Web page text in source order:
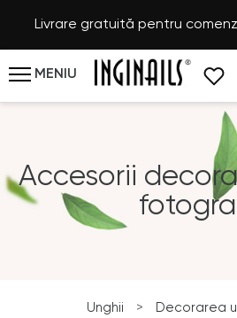
Livrare gratuită pentru
MENIU
Accesorii
Unghii > Decorarea